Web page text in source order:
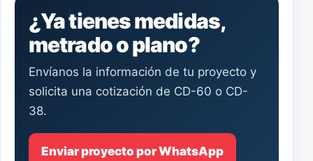
¿Ya tienes medidas,
metrado o plano?
Envíanos la información de tu proyecto y
solicita una cotización de CD-60 o CD-
38.
Enviar proyecto por WhatsApp